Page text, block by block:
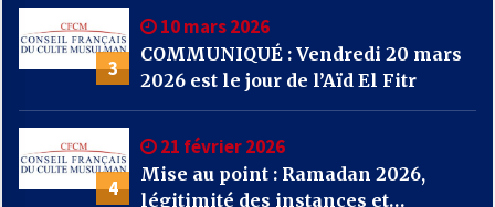
3
10 mars 2026
COMMUNIQUÉ : Vendredi 20 mars
2026 est le jour de l’Aïd El Fitr
4
21 février 2026
Mise au point : Ramadan 2026,
légitimité des instances et